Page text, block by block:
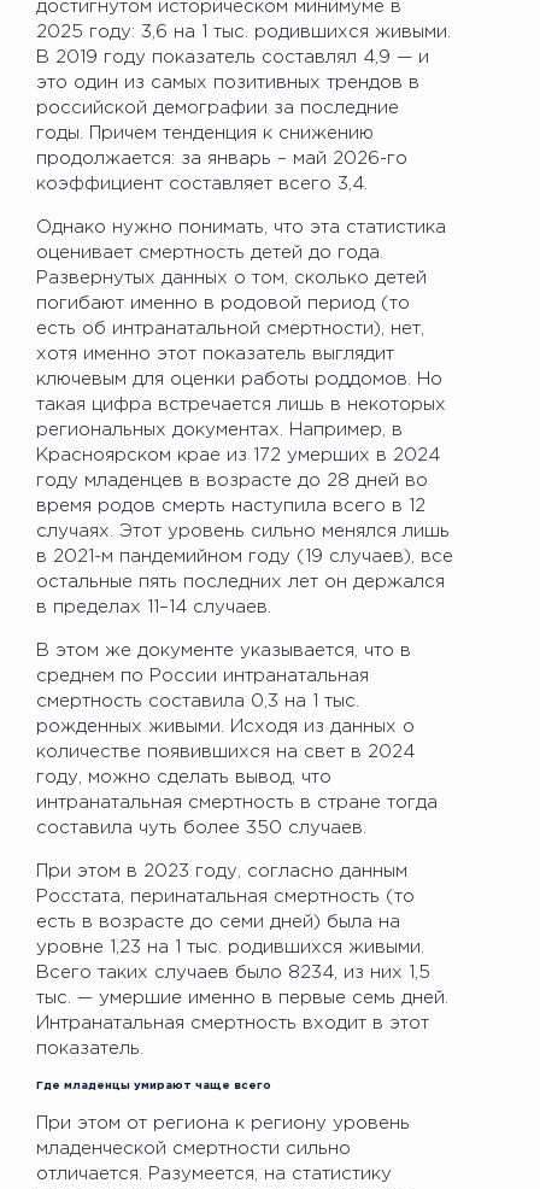
достигнутом историческом минимуме в
2025 году: 3,6 на 1 тыс. родившихся живыми.
В 2019 году показатель составлял 4,9 — и
это один из самых позитивных трендов в
российской демографии за последние
годы. Причем тенденция к снижению
продолжается: за январь – май 2026-го
коэффициент составляет всего 3,4.
Однако нужно понимать, что эта статистика
оценивает смертность детей до года.
Развернутых данных о том, сколько детей
погибают именно в родовой период (то
есть об интранатальной смертности), нет,
хотя именно этот показатель выглядит
ключевым для оценки работы роддомов. Но
такая цифра встречается лишь в некоторых
региональных документах. Например, в
Красноярском крае из 172 умерших в 2024
году младенцев в возрасте до 28 дней во
время родов смерть наступила всего в 12
случаях. Этот уровень сильно менялся лишь
в 2021-м пандемийном году (19 случаев), все
остальные пять последних лет он держался
в пределах 11–14 случаев.
В этом же документе указывается, что в
среднем по России интранатальная
смертность составила 0,3 на 1 тыс.
рожденных живыми. Исходя из данных о
количестве появившихся на свет в 2024
году, можно сделать вывод, что
интранатальная смертность в стране тогда
составила чуть более 350 случаев.
При этом в 2023 году, согласно данным
Росстата, перинатальная смертность (то
есть в возрасте до семи дней) была на
уровне 1,23 на 1 тыс. родившихся живыми.
Всего таких случаев было 8234, из них 1,5
тыс. — умершие именно в первые семь дней.
Интранатальная смертность входит в этот
показатель.
Где младенцы умирают чаще всего
При этом от региона к региону уровень
младенческой смертности сильно
отличается. Разумеется, на статистику